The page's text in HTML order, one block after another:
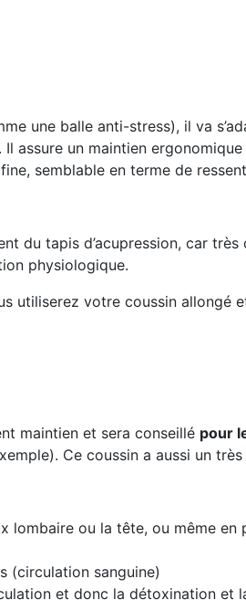
une balle anti-stress), il va
. Il assure un maintien
semblable en terme de
du tapis d’acupression, car
physiologique.
utiliserez votre coussin
maintien et sera conseillé pour
Ce coussin a aussi un
lombaire ou la tête, ou même
(circulation sanguine)
et donc la détoxination et